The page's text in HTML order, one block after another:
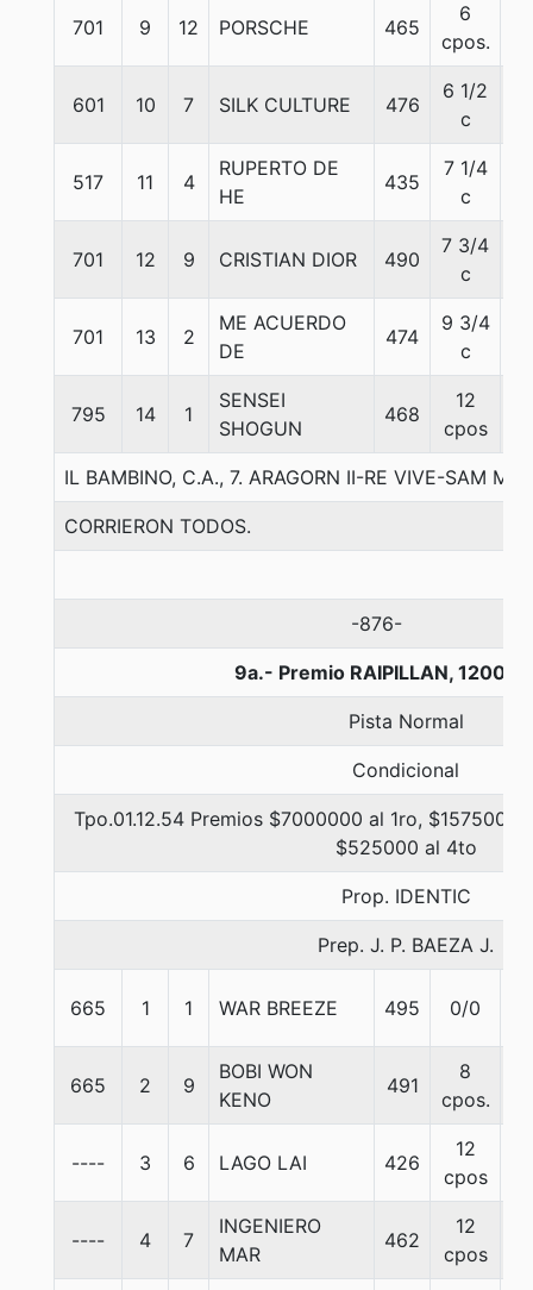
701 9 12 PORSCHE 465
6
cpos.
601 10 7 SILK CULTURE 476
6 1/2
c
517 11 4
RUPERTO DE
HE
435
7 1/4
c
701 12 9 CRISTIAN DIOR 490
7 3/4
c
701 13 2
ME ACUERDO
DE
474
9 3/4
c
795 14 1
SENSEI
SHOGUN
468
12
cpos
IL BAMBINO, C.A., 7. ARAGORN II-RE VIVE-SAM M.
CORRIERON TODOS.
-876-
9a.- Premio RAIPILLAN, 1200
Pista Normal
Condicional
Tpo.01.12.54 Premios $7000000 al 1ro,
$525000 al 4to
Prop. IDENTIC
Prep. J. P. BAEZA J.
665 1 1 WAR BREEZE 495 0/0
665 2 9
BOBI WON
KENO
491
8
cpos.
---- 3 6 LAGO LAI 426
12
cpos
---- 4 7
INGENIERO
MAR
462
12
cpos